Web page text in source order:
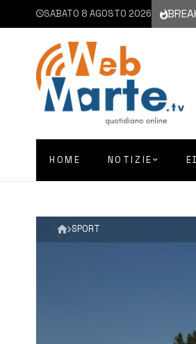
SABATO 8 AGOSTO 20268 AGOSTO
HOME NOTIZIE
SPORT